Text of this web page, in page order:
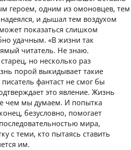
героем, одним из омоновцев, тем
и дышал тем воздухом
показаться слишком
удачным. «В жизни так
читатель. Не знаю.
но несколько раз
порой выкидывает такие
фантаст не смог бы
это явление. Жизнь
чем мы думаем. И попытка
безусловно, помогает
мира,
с теми, кто пытаясь ставить
им.